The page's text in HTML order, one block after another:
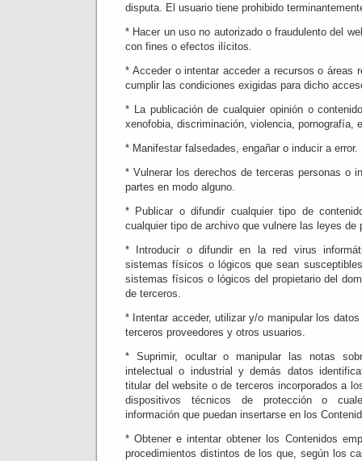
disputa. El usuario tiene prohibido
* Hacer un uso no autorizado o fraudulento del
con fines o efectos ilícitos.
* Acceder o intentar acceder a recursos o áreas
cumplir las condiciones exigidas para dicho
* La publicación de cualquier opinión o
xenofobia, discriminación, violencia, pornografía,
* Manifestar falsedades, engañar o inducir a error.
* Vulnerar los derechos de terceras personas o
partes en modo alguno.
* Publicar o difundir cualquier tipo de
cualquier tipo de archivo que vulnere las leyes de
* Introducir o difundir en la red virus
sistemas físicos o lógicos que sean
sistemas físicos o lógicos del propietario del
de terceros.
* Intentar acceder, utilizar y/o manipular los
terceros proveedores y otros usuarios.
* Suprimir, ocultar o manipular las notas
intelectual o industrial y demás datos
titular del website o de terceros incorporados a
dispositivos técnicos de protección o
información que puedan insertarse en los
* Obtener e intentar obtener los Contenidos
procedimientos distintos de los que, según los